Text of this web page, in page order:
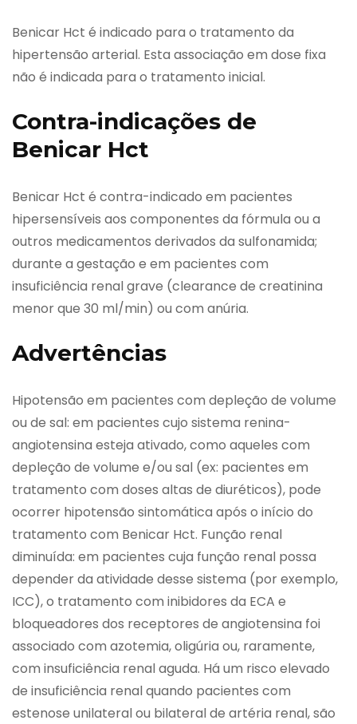
Benicar Hct é indicado para o tratamento da
hipertensão arterial. Esta associação em dose fixa
não é indicada para o tratamento inicial.
Contra-indicações de
Benicar Hct
Benicar Hct é contra-indicado em pacientes
hipersensíveis aos componentes da fórmula ou a
outros medicamentos derivados da sulfonamida;
durante a gestação e em pacientes com
insuficiência renal grave (clearance de creatinina
menor que 30 ml/min) ou com anúria.
Advertências
Hipotensão em pacientes com depleção de volume
ou de sal: em pacientes cujo sistema renina-
angiotensina esteja ativado, como aqueles com
depleção de volume e/ou sal (ex: pacientes em
tratamento com doses altas de diuréticos), pode
ocorrer hipotensão sintomática após o início do
tratamento com Benicar Hct. Função renal
diminuída: em pacientes cuja função renal possa
depender da atividade desse sistema (por exemplo,
ICC), o tratamento com inibidores da ECA e
bloqueadores dos receptores de angiotensina foi
associado com azotemia, oligúria ou, raramente,
com insuficiência renal aguda. Há um risco elevado
de insuficiência renal quando pacientes com
estenose unilateral ou bilateral de artéria renal, são